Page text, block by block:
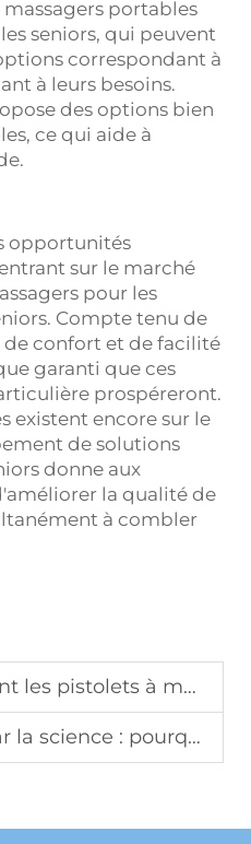
massagers portables
seniors, qui peuvent
correspondant à
à leurs besoins.
des options bien
ce qui aide à
opportunités
sur le marché
pour les
Compte tenu de
de confort et de facilité
garanti que ces
prospéreront.
existent encore sur le
de solutions
donne aux
la qualité de
à combler
un équipement essentiel pour les salles de gym et les marques de bien-être
acheteurs investissent dans les massagers électriques